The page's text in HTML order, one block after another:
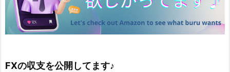
FXの収支を公開してます♪